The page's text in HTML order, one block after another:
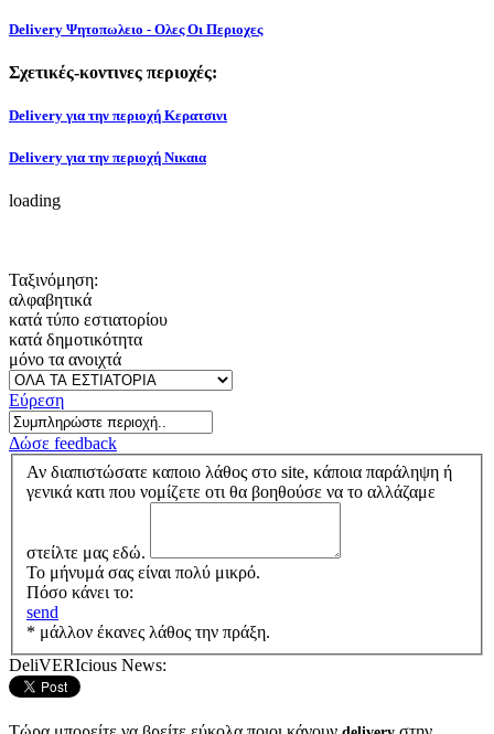
Delivery Ψητοπωλειο - Ολες Οι Περιοχες
Σχετικές-κοντινες περιοχές:
Delivery για την περιοχή Κερατσινι
Delivery για την περιοχή Νικαια
loading
Ταξινόμηση:
αλφαβητικά
κατά τύπο εστιατορίου
κατά δημοτικότητα
μόνο τα ανοιχτά
Εύρεση
Δώσε feedback
Αν διαπιστώσατε καποιο λάθος στο site, κάποια παράληψη ή
γενικά κατι που νομίζετε οτι θα βοηθούσε να το αλλάζαμε
στείλτε μας εδώ.
Το μήνυμά σας είναι πολύ μικρό.
Πόσο κάνει το:
send
* μάλλον έκανες λάθος την πράξη.
DeliVERIcious News: